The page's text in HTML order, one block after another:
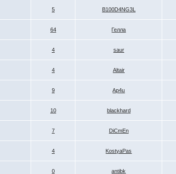
5 B100D4NG3L
64 Гелла
4 saur
4 Altair
9 Ap4u
10 blackhard
7 DiCmEn
4 KostyaPas
0 antibk